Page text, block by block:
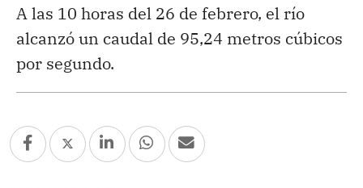
A las 10 horas del 26 de febrero, el río
alcanzó un caudal de 95,24 metros cúbicos
por segundo.